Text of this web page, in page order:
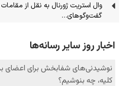
وال استریت ژورنال به نقل از
گفت‌وگوهای…